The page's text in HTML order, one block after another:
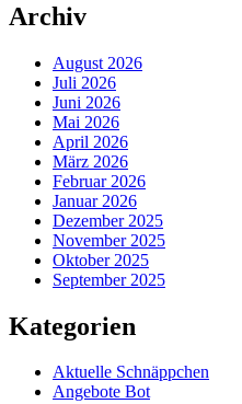
Archiv
August 2026
Juli 2026
Juni 2026
Mai 2026
April 2026
März 2026
Februar 2026
Januar 2026
Dezember 2025
November 2025
Oktober 2025
September 2025
Kategorien
Aktuelle Schnäppchen
Angebote Bot